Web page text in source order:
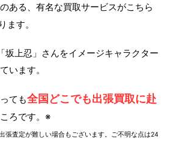
ある、有名な買取サービスがこちら
ます。
坂上忍」さんをイメージキャラクター
います。
ても全国どこでも出張買取に赴
ろです。※
張査定が難しい場合もございます。ご不明な点は24